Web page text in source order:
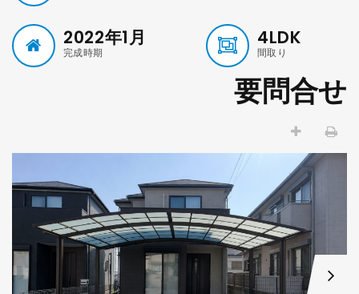
2022年1月
完成時期
4LDK
間取り
要問合せ